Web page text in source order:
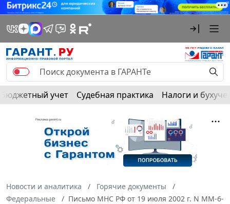
Бюджетный учет Судебная практика Налоги и
Новости и аналитика
Горячие документы
Федеральные
Письмо МНС РФ от 19 июля 2002 г. N ММ-6-